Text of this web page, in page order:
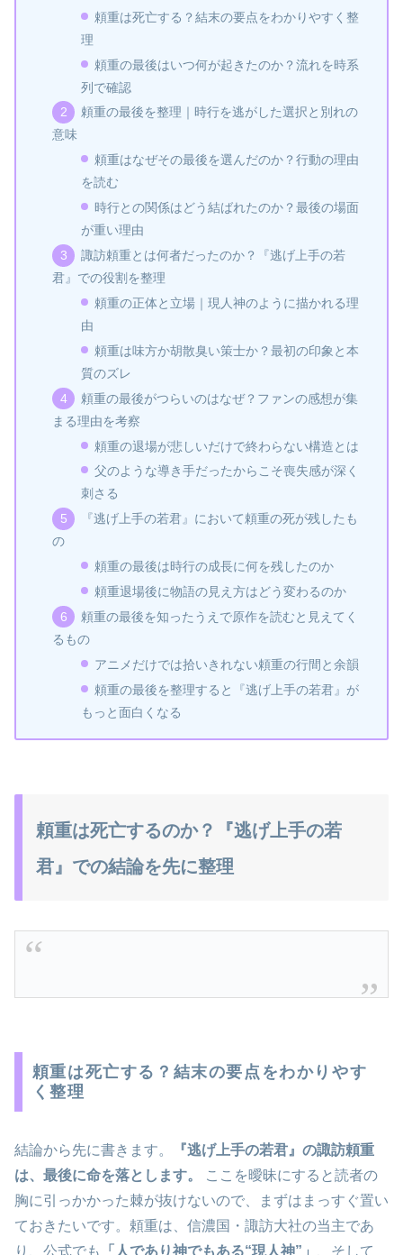
頼重は死亡する？結末の要点をわかりやすく整
理
頼重の最後はいつ何が起きたのか？流れを時系
列で確認
頼重の最後を整理｜時行を逃がした選択と別れの
意味
頼重はなぜその最後を選んだのか？行動の理由
を読む
時行との関係はどう結ばれたのか？最後の場面
が重い理由
諏訪頼重とは何者だったのか？『逃げ上手の若
君』での役割を整理
頼重の正体と立場｜現人神のように描かれる理
由
頼重は味方か胡散臭い策士か？最初の印象と本
質のズレ
頼重の最後がつらいのはなぜ？ファンの感想が集
まる理由を考察
頼重の退場が悲しいだけで終わらない構造とは
父のような導き手だったからこそ喪失感が深く
刺さる
『逃げ上手の若君』において頼重の死が残したも
の
頼重の最後は時行の成長に何を残したのか
頼重退場後に物語の見え方はどう変わるのか
頼重の最後を知ったうえで原作を読むと見えてく
るもの
アニメだけでは拾いきれない頼重の行間と余韻
頼重の最後を整理すると『逃げ上手の若君』が
もっと面白くなる
頼重は死亡するのか？『逃げ上手の若
君』での結論を先に整理
頼重は死亡する？結末の要点をわかりやす
く整理
結論から先に書きます。
『逃げ上手の若君』の諏訪頼重
は、最後に命を落とします。
ここを曖昧にすると読者の
胸に引っかかった棘が抜けないので、まずはまっすぐ置い
ておきたいです。頼重は、信濃国・諏訪大社の当主であ
り、公式でも
「人であり神でもある“現人神”」 、そして